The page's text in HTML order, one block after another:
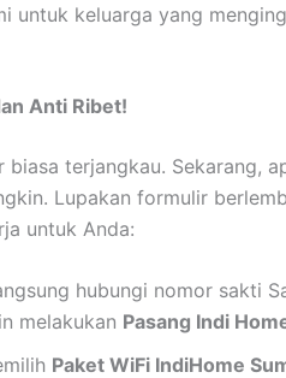
untuk keluarga yang
Anti Ribet!
terjangkau. Sekarang,
Lupakan formulir
untuk Anda:
hubungi nomor sakti
melakukan Pasang Indi
Paket WiFi IndiHome